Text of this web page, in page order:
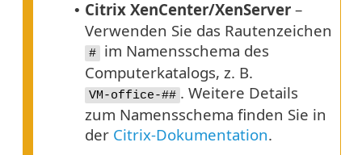
• Citrix XenCenter/XenServer –
Verwenden Sie das Rautenzeichen
#
im Namensschema des
Computerkatalogs, z. B.
VM-office-## . Weitere Details
zum Namensschema finden Sie in
der Citrix-Dokumentation.